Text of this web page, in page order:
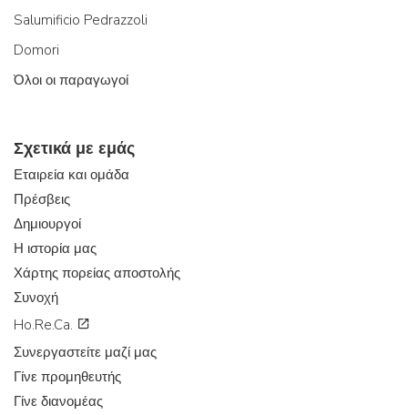
Salumificio Pedrazzoli
Domori
Όλοι οι παραγωγοί
Σχετικά με εμάς
Εταιρεία και ομάδα
Πρέσβεις
Δημιουργοί
Η ιστορία μας
Χάρτης πορείας αποστολής
Συνοχή
Ho.Re.Ca.
Συνεργαστείτε μαζί μας
Γίνε προμηθευτής
Γίνε διανομέας